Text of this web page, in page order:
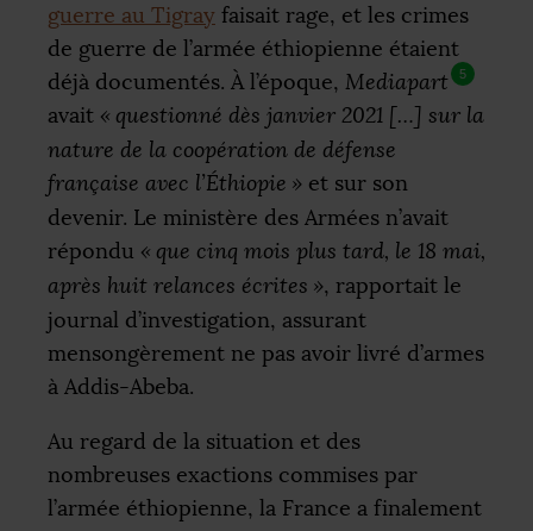
guerre au Tigray faisait rage, et les crimes
de guerre de l’armée éthiopienne étaient
déjà documentés. À l’époque, Mediapart 5
avait « questionné dès janvier 2021 […] sur la
nature de la coopération de défense
française avec l’Éthiopie » et sur son
devenir. Le ministère des Armées n’avait
répondu « que cinq mois plus tard, le 18 mai,
après huit relances écrites », rapportait le
journal d’investigation, assurant
mensongèrement ne pas avoir livré d’armes
à Addis-Abeba.
Au regard de la situation et des
nombreuses exactions commises par
l’armée éthiopienne, la France a finalement